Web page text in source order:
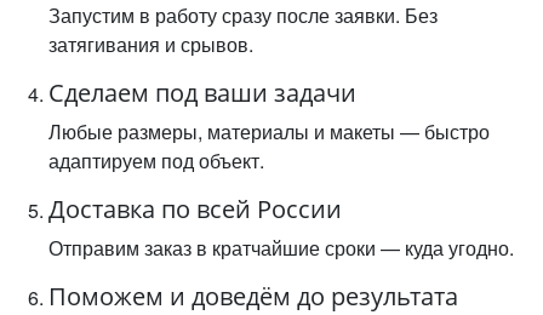
Запустим в работу сразу после заявки. Без
затягивания и срывов.
Сделаем под ваши задачи
Любые размеры, материалы и макеты — быстро
адаптируем под объект.
Доставка по всей России
Отправим заказ в кратчайшие сроки — куда угодно.
Поможем и доведём до результата